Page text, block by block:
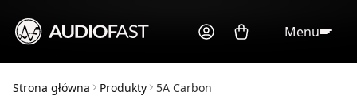
Menu
Strona główna Produkty 5A Carbon